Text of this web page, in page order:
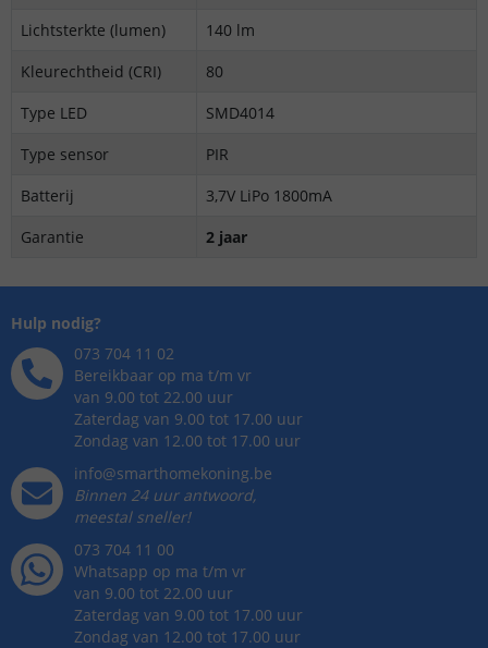
Lichtsterkte (lumen)
140 lm
Kleurechtheid (CRI)
80
Type LED
SMD4014
Type sensor
PIR
Batterij
3,7V LiPo 1800mA
Garantie
2 jaar
Hulp nodig?
073 704 11 02
Bereikbaar op ma t/m vr
van 9.00 tot 22.00 uur
Zaterdag van 9.00 tot 17.00 uur
Zondag van 12.00 tot 17.00 uur
info@smarthomekoning.be
Binnen 24 uur antwoord,
meestal sneller!
073 704 11 00
Whatsapp op ma t/m vr
van 9.00 tot 22.00 uur
Zaterdag van 9.00 tot 17.00 uur
Zondag van 12.00 tot 17.00 uur